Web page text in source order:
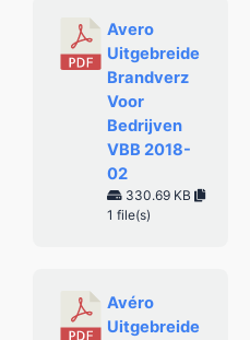
Avero
Uitgebreide
Brandverz
Voor
Bedrijven
VBB 2018-
02
330.69 KB
1 file(s)
Avéro
Uitgebreide